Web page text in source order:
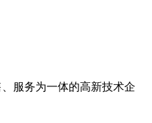
服务为一体的高新技术企